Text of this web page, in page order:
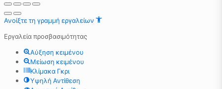
Ανοίξτε τη γραμμή εργαλείων
Εργαλεία προσβασιμότητας
Αύξηση κειμένου
Μείωση κειμένου
Κλίμακα Γκρι
Υψηλή Αντίθεση